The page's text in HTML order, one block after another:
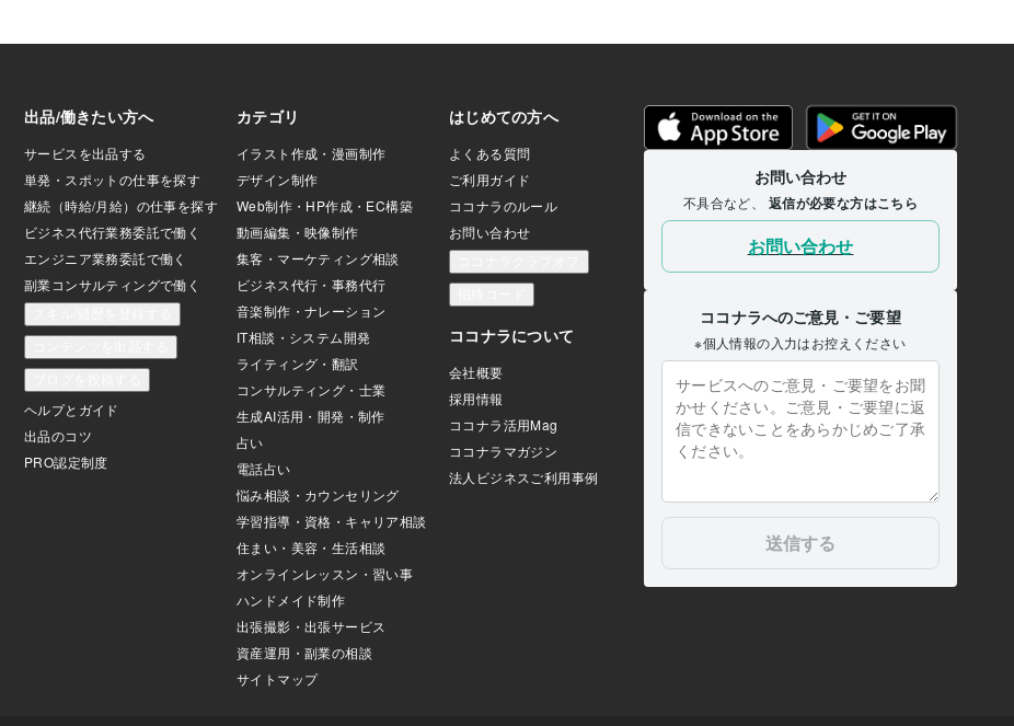
ーブルへぽん❣️と落
❣️お子様